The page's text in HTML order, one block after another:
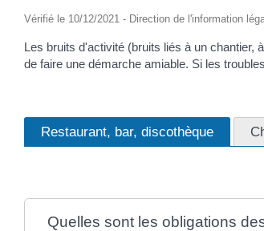
Vérifié le 10/12/2021 - Direction de l'information
Les bruits d'activité (bruits liés à un chantier,
de faire une démarche amiable. Si les
Restaurant, bar, discothèque
Quelles sont les obligations